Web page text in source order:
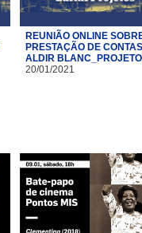
REUNIÃO ONLINE
PRESTAÇÃO DE
ALDIR
20/01/2021